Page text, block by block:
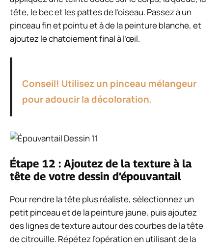
tête, le bec et les pattes de l’oiseau. Passez à un
pinceau fin et pointu et à de la peinture blanche, et
ajoutez le chatoiement final à l’œil.
Conseil! Utilisez un pinceau mélangeur
pour adoucir la décoloration.
Étape 12 : Ajoutez de la texture à la
tête de votre dessin d’épouvantail
Pour rendre la tête plus réaliste, sélectionnez un
petit pinceau et de la peinture jaune, puis ajoutez
des lignes de texture autour des courbes de la tête
de citrouille. Répétez l’opération en utilisant de la